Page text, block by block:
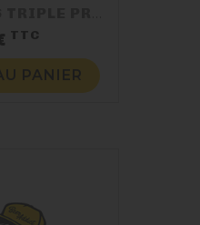
TTC
PANIER